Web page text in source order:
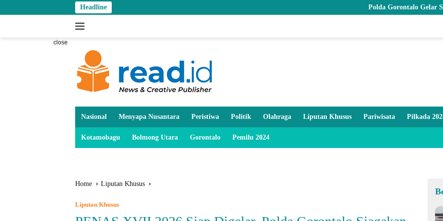
to
Headline Polda Gorontalo Gelar Syukuran HUT
close
Nasional Menyapa Nusantara Peristiwa Politik Olahraga Liputan Khusus Pariwisata Pilkada
Kotamobagu Bolmong Utara Gorontalo Pemilu 2024
Home Liputan Khusus
Liputan Khusus